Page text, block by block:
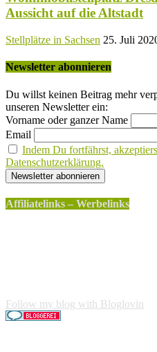
Aussicht auf die Altstadt
Stellplätze in Sachsen 25. Juli
Newsletter abonnieren
Du willst keinen Beitrag mehr
unseren Newsletter ein:
Vorname oder ganzer Name
Email
Indem Du fortfährst,
Datenschutzerklärung.
Affiliatelinks – Werbelinks
Follow my blog with Bloglovin